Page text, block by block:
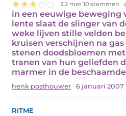
3.2 met 10 stemmen
in een eeuwige beweging
lente slaat de slinger van
weke lijven stille velden
kruisen verschijnen na gas
stenen doodsbloemen
tranen van hun geliefden
marmer in de
henk posthouwer 6 januari 2007
ritme